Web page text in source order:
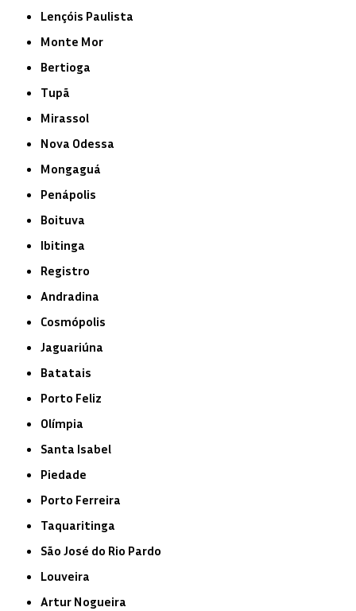
Lençóis Paulista
Monte Mor
Bertioga
Tupã
Mirassol
Nova Odessa
Mongaguá
Penápolis
Boituva
Ibitinga
Registro
Andradina
Cosmópolis
Jaguariúna
Batatais
Porto Feliz
Olímpia
Santa Isabel
Piedade
Porto Ferreira
Taquaritinga
São José do Rio Pardo
Louveira
Artur Nogueira